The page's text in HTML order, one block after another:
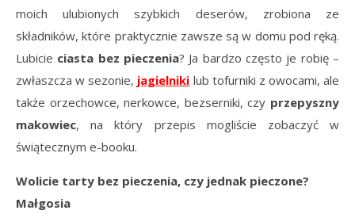
moich ulubionych szybkich deserów, zrobiona ze
składników, które praktycznie zawsze są w domu pod ręką.
Lubicie ciasta bez pieczenia? Ja bardzo często je robię –
zwłaszcza w sezonie, jagielniki lub tofurniki z owocami, ale
także orzechowce, nerkowce, bezserniki, czy przepyszny
makowiec, na który przepis mogliście zobaczyć w
świątecznym e-booku.
Wolicie tarty bez pieczenia, czy jednak pieczone?
Małgosia